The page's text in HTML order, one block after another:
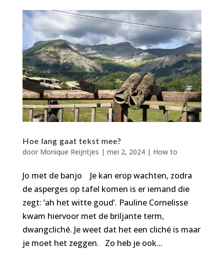
Hoe lang gaat tekst mee?
door Monique Reijntjes | mei 2, 2024| How to
Jo met de banjo Je kan erop wachten, zodra
de asperges op tafel komen is er iemand die
zegt: ‘ah het witte goud’. Pauline Cornelisse
kwam hiervoor met de briljante term,
dwangcliché. Je weet dat het een cliché is maar
je moet het zeggen. Zo heb je ook...